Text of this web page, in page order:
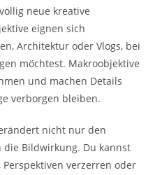
neue kreative
eignen sich
Architektur oder Vlogs, bei
möchtest. Makroobjektive
und machen Details
verborgen bleiben.
nicht nur den
Bildwirkung. Du kannst
verzerren oder